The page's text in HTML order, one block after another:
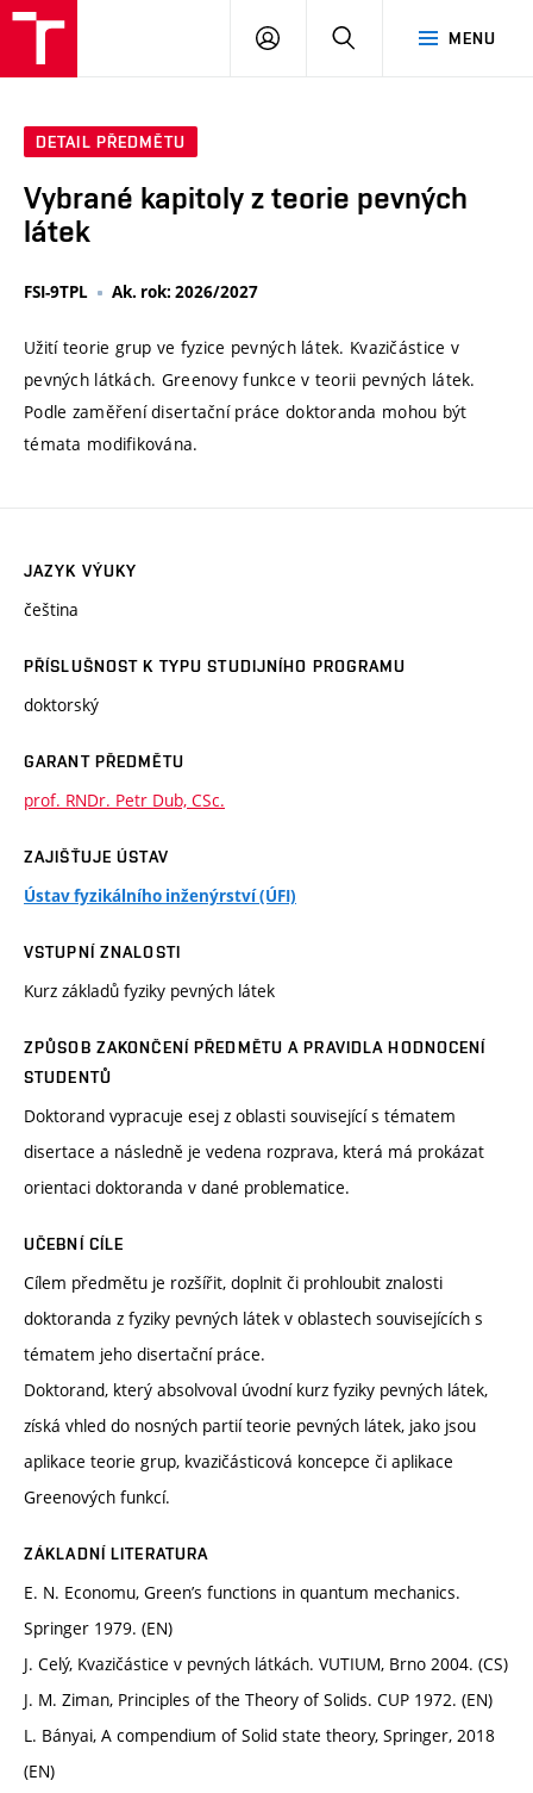
MENU
PŘIHLÁSIT
DETAIL PŘEDMĚTU
Vybrané kapitoly z teorie pevných
látek
FSI-9TPL Ak. rok: 2026/2027
Užití teorie grup ve fyzice pevných látek. Kvazičástice v
pevných látkách. Greenovy funkce v teorii pevných látek.
Podle zaměření disertační práce doktoranda mohou být
témata modifikována.
JAZYK VÝUKY
čeština
PŘÍSLUŠNOST K TYPU STUDIJNÍHO PROGRAMU
doktorský
GARANT PŘEDMĚTU
prof. RNDr. Petr Dub, CSc.
ZAJIŠŤUJE ÚSTAV
Ústav fyzikálního inženýrství (ÚFI)
VSTUPNÍ ZNALOSTI
Kurz základů fyziky pevných látek
ZPŮSOB ZAKONČENÍ PŘEDMĚTU A PRAVIDLA HODNOCENÍ
STUDENTŮ
Doktorand vypracuje esej z oblasti související s tématem
disertace a následně je vedena rozprava, která má prokázat
orientaci doktoranda v dané problematice.
UČEBNÍ CÍLE
Cílem předmětu je rozšířit, doplnit či prohloubit znalosti
doktoranda z fyziky pevných látek v oblastech souvisejících s
tématem jeho disertační práce.
Doktorand, který absolvoval úvodní kurz fyziky pevných látek,
získá vhled do nosných partií teorie pevných látek, jako jsou
aplikace teorie grup, kvazičásticová koncepce či aplikace
Greenových funkcí.
ZÁKLADNÍ LITERATURA
E. N. Economu, Green’s functions in quantum mechanics.
Springer 1979. (EN)
J. Celý, Kvazičástice v pevných látkách. VUTIUM, Brno 2004. (CS)
J. M. Ziman, Principles of the Theory of Solids. CUP 1972. (EN)
L. Bányai, A compendium of Solid state theory, Springer, 2018
(EN)